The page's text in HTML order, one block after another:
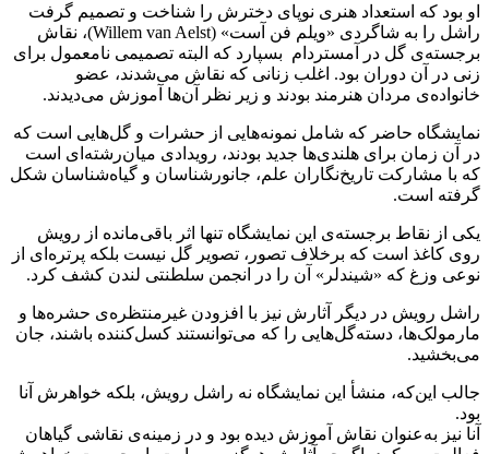
او بود که استعداد هنری نوپای دخترش را شناخت و تصمیم گرفت
راشل را به شاگردی «ویلم فن آست» (Willem van Aelst)، نقاش
برجسته‌ی گل در آمستردام بسپارد که البته تصمیمی نامعمول برای
زنی در آن دوران بود. اغلب زنانی که نقاش می‌شدند، عضو
خانواده‌ی مردان هنرمند بودند و زیر نظر آن‌ها آموزش می‌دیدند.
نمایشگاه حاضر که شامل نمونه‌هایی از حشرات و گل‌هایی است که
در آن زمان برای هلندی‌ها جدید بودند، رویدادی میان‌رشته‌ای‌ است
که با مشارکت تاریخ‌نگاران علم، جانورشناسان و گیاه‌شناسان شکل
گرفته است.
یکی از نقاط برجسته‌ی این نمایشگاه تنها اثر باقی‌مانده از رویش
روی کاغذ است که برخلاف تصور، تصویر گل نیست بلکه پرتره‌ای از
نوعی وزغ که «شیندلر» آن را در انجمن سلطنتی لندن کشف کرد.
راشل رویش در دیگر آثارش نیز با افزودن غیرمنتظره‌ی حشره‌ها و
مارمولک‌ها، دسته‌گل‌هایی را که می‌توانستند کسل‌کننده باشند، جان
می‌بخشید.
جالب این‌که، منشأ این نمایشگاه نه راشل رویش، بلکه خواهرش آنا
بود.
آنا نیز به‌عنوان نقاش آموزش دیده بود و در زمینه‌ی نقاشی گیاهان